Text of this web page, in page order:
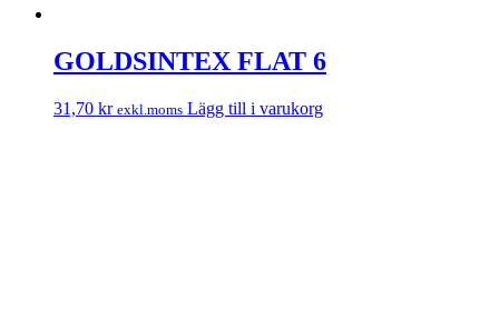
GOLDSINTEX FLAT 6
31,70 kr exkl.moms Lägg till i varukorg